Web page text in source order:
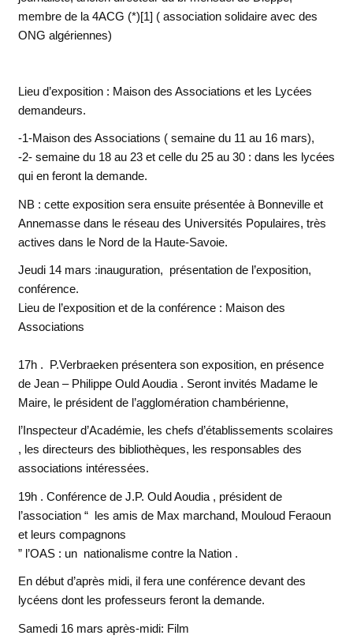
membre de la 4ACG (*)[1] ( association solidaire avec des
ONG algériennes)
Lieu d’exposition: Maison des Associations et les Lycées
demandeurs.
-1-Maison des Associations ( semaine du 11 au 16 mars),
-2- semaine du 18 au 23 et celle du 25 au 30 : dans les lycées
qui en feront la demande.
NB : cette exposition sera ensuite présentée à Bonneville et
Annemasse dans le réseau des Universités Populaires, très
actives dans le Nord de la Haute-Savoie.
Jeudi 14 mars :inauguration, présentation de l’exposition,
conférence.
Lieu de l’exposition et de la conférence : Maison des
Associations
17h . P.Verbraeken présentera son exposition, en présence
de Jean – Philippe Ould Aoudia . Seront invités Madame le
Maire, le président de l’agglomération chambérienne,
l’Inspecteur d’Académie, les chefs d’établissements scolaires
, les directeurs des bibliothèques, les responsables des
associations intéressées.
19h . Conférence de J.P. Ould Aoudia , président de
l’association “ les amis de Max marchand, Mouloud Feraoun
et leurs compagnons
” l’OAS : un nationalisme contre la Nation .
En début d’après midi, il fera une conférence devant des
lycéens dont les professeurs feront la demande.
Samedi 16 mars après-midi: Film